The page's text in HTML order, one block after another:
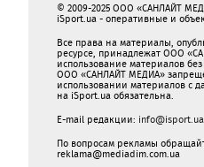
© 2009-2025 ООО «САНЛАЙТ
iSport.ua - оперативные и
Все права на материалы,
ресурсе, принадлежат ООО
использование материалов
ООО «САНЛАЙТ МЕДИА»
использовании материалов с
на iSport.ua обязательна.
E-mail редакции: info@isport.ua
По вопросам рекламы
reklama@mediadim.com.ua